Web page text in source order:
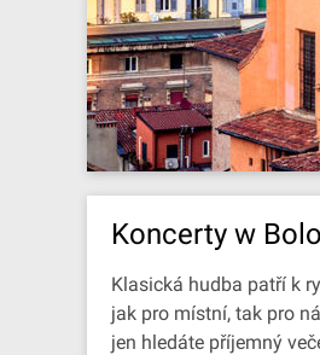
Koncerty w
Klasická hudba patří k
jak pro místní, tak pro
jen hledáte příjemný